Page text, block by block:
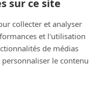
sur ce site
collecter et analyser
et l'utilisation
de médias
le contenu